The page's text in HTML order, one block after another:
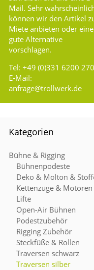
Mail. Sehr
können wir den Artikel
Miete anbieten oder eine
gute Alternative
vorschlagen.
Tel:+49 (0)331 6200 270
E-Mail:
anfrage@trollwerk.de
Kategorien
Bühne & Rigging
Bühnenpodeste
Deko & Molton &
Kettenzüge &
Lifte
Open-Air Bühnen
Podestzubehör
Rigging Zubehör
Steckfüße & Rollen
Traversen schwarz
Traversen silber